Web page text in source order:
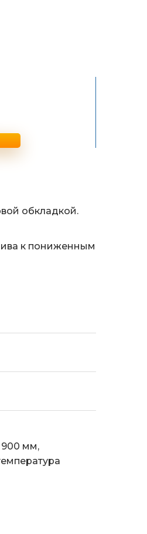
обкладкой.
к пониженным
900 мм,